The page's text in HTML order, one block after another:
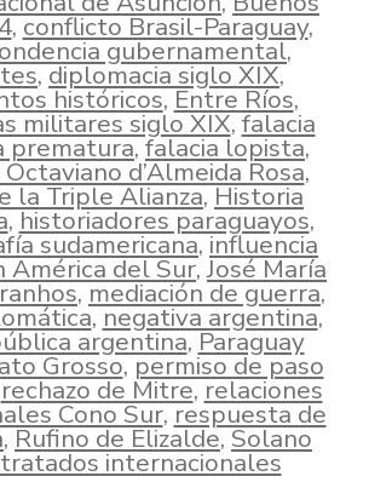
,conflicto Brasil-Paraguay,
gubernamental,
,diplomacia siglo XIX,
históricos,Entre Ríos,
militares siglo XIX,falacia
prematura,falacia lopista,
d’Almeida Rosa,
la Triple Alianza,Historia
,historiadores paraguayos,
sudamericana,influencia
América del Sur,José María
,mediación de guerra,
,negativa argentina,
argentina,Paraguay
Grosso,permiso de paso
rechazo de Mitre,relaciones
Cono Sur,respuesta de
,Rufino de Elizalde,Solano
tratados internacionales